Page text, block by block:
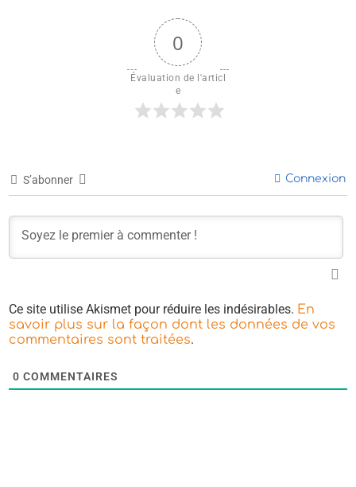
0
Évaluation de l'articl
e
S’abonner Connexion
Ce site utilise Akismet pour réduire les indésirables. En
savoir plus sur la façon dont les données de vos
commentaires sont traitées.
0 COMMENTAIRES